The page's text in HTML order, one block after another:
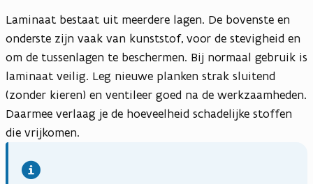
Laminaat bestaat uit meerdere lagen. De bovenste en
onderste zijn vaak van kunststof, voor de stevigheid en
om de tussenlagen te beschermen. Bij normaal gebruik is
laminaat veilig. Leg nieuwe planken strak sluitend
(zonder kieren) en ventileer goed na de werkzaamheden.
Daarmee verlaag je de hoeveelheid schadelijke stoffen
die vrijkomen.